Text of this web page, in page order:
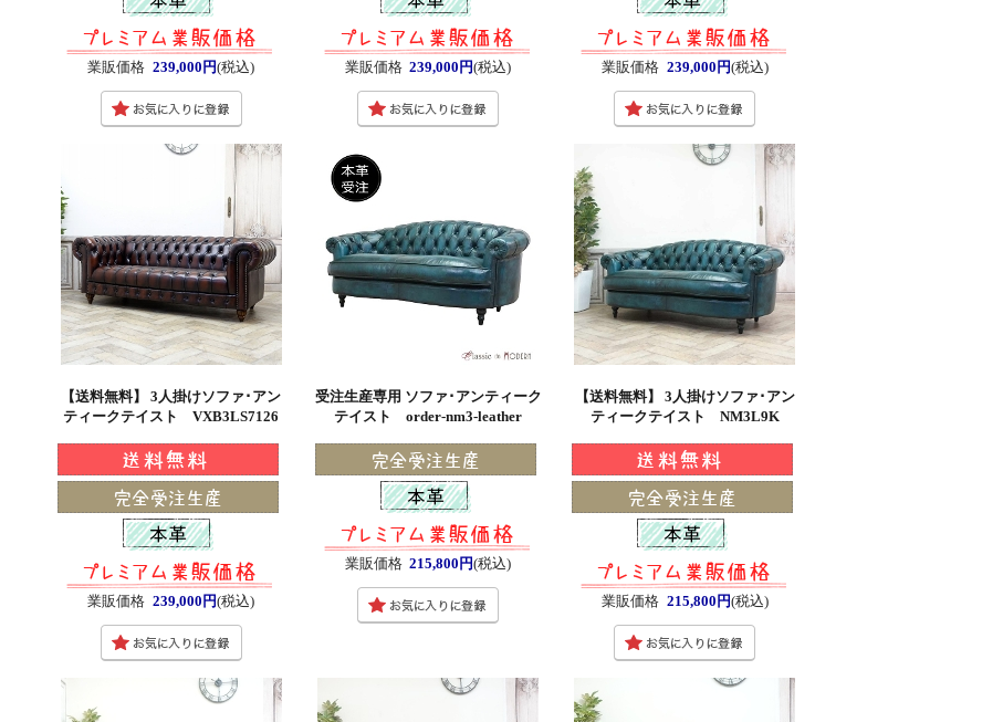
業販価格 239,000円(税込) 業販価格 239,000円(税込) 業販価格 239,000円(税込)
【送料無料】 3人掛けソファ･アン
ティークテイスト VXB3LS7126
業販価格 239,000円(税込)
受注生産専用 ソファ･アンティーク
テイスト order-nm3-leather
業販価格 215,800円(税込)
【送料無料】 3人掛けソファ･アン
ティークテイスト NM3L9K
業販価格 215,800円(税込)